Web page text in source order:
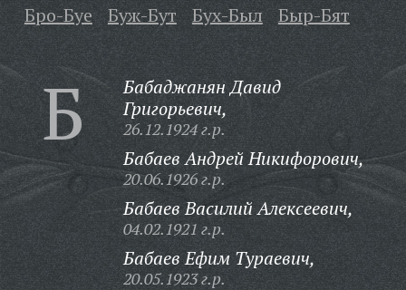
Бро-Буе
Буж-Бут Бух-Был Быр-Бят
Б
Бабаджанян Давид
Григорьевич,
26.12.1924 г.р.
Бабаев Андрей Никифорович,
20.06.1926 г.р.
Бабаев Василий Алексеевич,
04.02.1921 г.р.
Бабаев Ефим Тураевич,
20.05.1923 г.р.